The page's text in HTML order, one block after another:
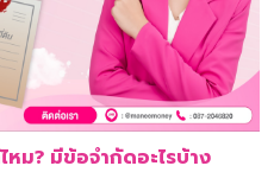
ม? มีข้อจำกัดอะไรบ้าง